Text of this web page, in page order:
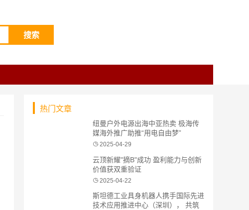
搜索
热门文章
纽曼户外电源出海中亚热卖 极海传
媒海外推广助推“用电自由梦”
2025-04-29
云顶新耀"摘B"成功 盈利能力与创新
价值获双重验证
2025-04-22
斯坦德工业具身机器人携手国际先进
技术应用推进中心（深圳）， 共筑